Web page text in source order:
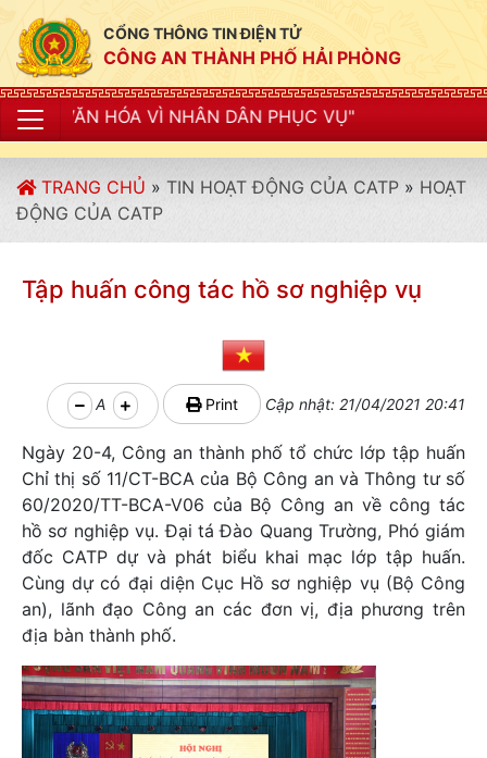
CỔNG THÔNG TIN ĐIỆN TỬ
CÔNG AN THÀNH PHỐ HẢI PHÒNG
DÂN PHỤC VỤ"
TRANG CHỦ » TIN HOẠT ĐỘNG CỦA CATP » HOẠT
ĐỘNG CỦA CATP
Tập huấn công tác hồ sơ nghiệp vụ
A Print Cập nhật: 21/04/2021 20:41
Ngày 20-4, Công an thành phố tổ chức lớp tập huấn
Chỉ thị số 11/CT-BCA của Bộ Công an và Thông tư số
60/2020/TT-BCA-V06 của Bộ Công an về công tác
hồ sơ nghiệp vụ. Đại tá Đào Quang Trường, Phó giám
đốc CATP dự và phát biểu khai mạc lớp tập huấn.
Cùng dự có đại diện Cục Hồ sơ nghiệp vụ (Bộ Công
an), lãnh đạo Công an các đơn vị, địa phương trên
địa bàn thành phố.